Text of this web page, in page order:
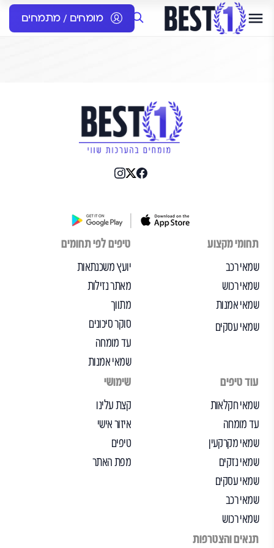
מומחים / מתמחים
תחומי מקצוע
שמאי רכב
שמאי רכוש
שמאי אמנות
שמאי עסקים
טיפים לפי תחומים
יועץ משכנתאות
מאתר נזילות
מתווך
סוקר סיכונים
עד מומחה
שמאי אמנות
עוד טיפים
שמאי חקלאות
עד מומחה
שמאי מקרקעין
שמאי נזקים
שמאי עסקים
שמאי רכב
שמאי רכוש
שימושי
קצת עלינו
איזור אישי
טיפים
מפת האתר
תנאים והצטרפות